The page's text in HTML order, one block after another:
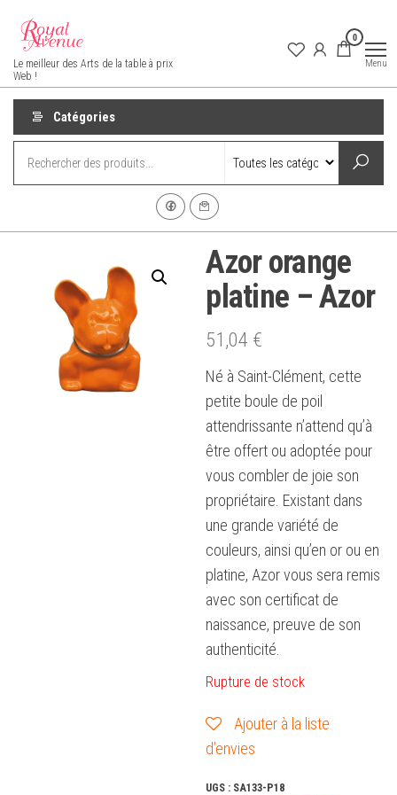
contenu
Royal Avenue
Le meilleur des Arts de la table à prix
Web !
0
Menu
Catégories
Azor orange
platine – Azor
51,04 €
Né à Saint-Clément, cette
petite boule de poil
attendrissante n’attend qu’à
être offert ou adoptée pour
vous combler de joie son
propriétaire. Existant dans
une grande variété de
couleurs, ainsi qu’en or ou en
platine, Azor vous sera remis
avec son certificat de
naissance, preuve de son
authenticité.
Rupture de stock
Ajouter à la liste
d’envies
UGS : SA133-P18